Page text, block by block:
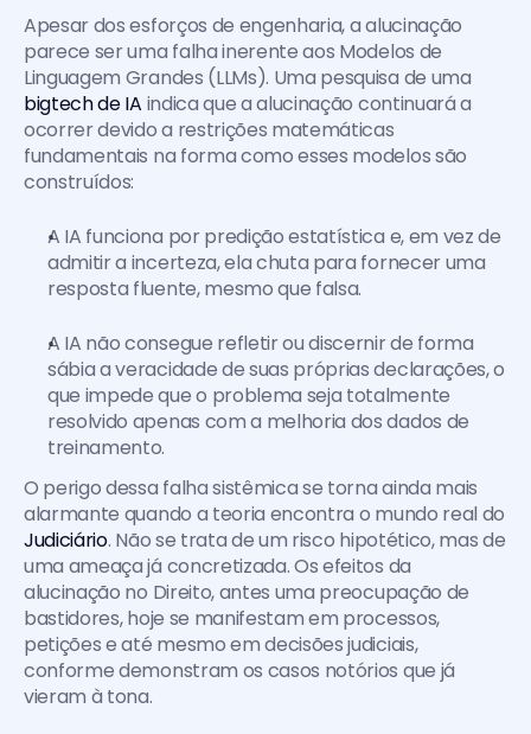
Apesar dos esforços de engenharia, a alucinação
parece ser uma falha inerente aos Modelos de
bigtech de IA indica que a alucinação continuará a
ocorrer devido a restrições matemáticas
fundamentais na forma como esses modelos são
construídos:
A IA funciona por predição estatística e, em vez de
admitir a incerteza, ela chuta para fornecer uma
resposta fluente, mesmo que falsa.
A IA não consegue refletir ou discernir de forma
sábia a veracidade de suas próprias declarações, o
que impede que o problema seja totalmente
resolvido apenas com a melhoria dos dados de
treinamento.
O perigo dessa falha sistêmica se torna ainda mais
Judiciário. Não se trata de um risco hipotético, mas de
uma ameaça já concretizada. Os efeitos da
alucinação no Direito, antes uma preocupação de
bastidores, hoje se manifestam em processos,
petições e até mesmo em decisões judiciais,
conforme demonstram os casos notórios que já
vieram à tona.